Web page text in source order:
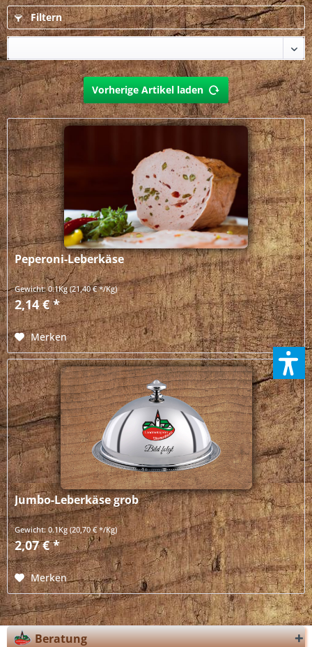
Filtern
Vorherige Artikel laden
Peperoni-Leberkäse
Gewicht:0.1Kg(21,40 € */Kg)
2,14 € *
Merken
Jumbo-Leberkäse grob
Gewicht:0.1Kg(20,70 € */Kg)
2,07 € *
Merken
Beratung